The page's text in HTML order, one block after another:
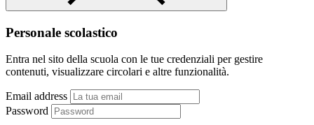
Personale scolastico
Entra nel sito della scuola con le tue credenziali per gestire
contenuti, visualizzare circolari e altre funzionalità.
Email address
Password